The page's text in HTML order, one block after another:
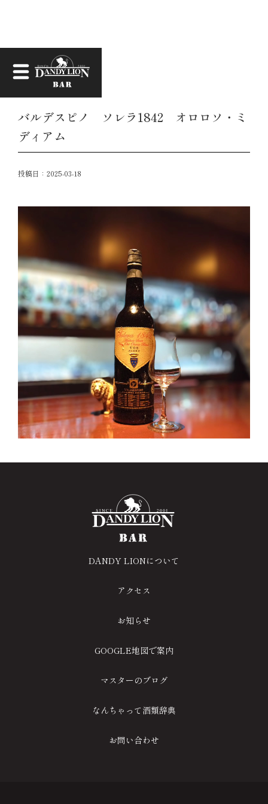
お知らせ
バルデスピノ ソレラ1842 オロロソ・ミ
ディアム
投稿日： 2025-03-18
DANDY LIONについて
アクセス
お知らせ
GOOGLE地図で案内
マスターのブログ
なんちゃって酒類辞典
お問い合わせ